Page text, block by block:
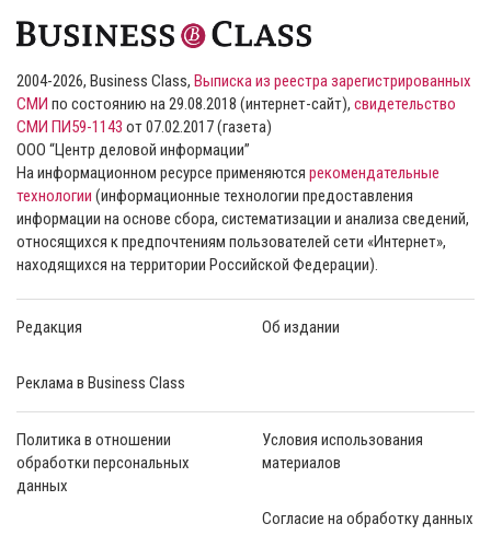
2004-2026, Business Class, Выписка из реестра зарегистрированных
СМИ по состоянию на 29.08.2018 (интернет-сайт), свидетельство
СМИ ПИ59-1143 от 07.02.2017 (газета)
ООО “Центр деловой информации”
На информационном ресурсе применяются рекомендательные
технологии (информационные технологии предоставления
информации на основе сбора, систематизации и анализа сведений,
относящихся к предпочтениям пользователей сети «Интернет»,
находящихся на территории Российской Федерации).
Редакция Об издании
Реклама в Business Class
Политика в отношении
обработки персональных
данных
Условия использования
материалов
Согласие на обработку данных